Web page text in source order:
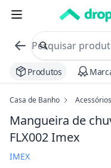
commerce
Procurar
Produtos
Casa de Banho
Mangueira de
FLX002 Imex
IMEX